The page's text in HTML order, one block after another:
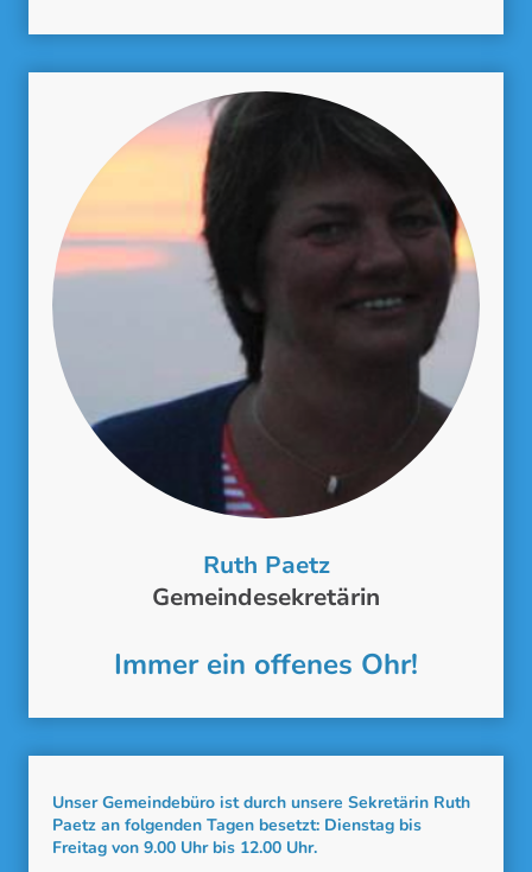
Ruth Paetz
Gemeindesekretärin
Immer ein offenes Ohr!
Unser Gemeindebüro ist durch unsere Sekretärin Ruth
Paetz an folgenden Tagen besetzt: Dienstag bis
Freitag von 9.00 Uhr bis 12.00 Uhr.